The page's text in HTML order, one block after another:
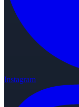
Instagram